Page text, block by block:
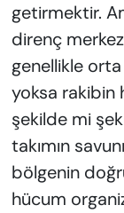
getirmektir.
direnç
genellikle
yoksa rakibin
şekilde mi
takımın
bölgenin
hücum